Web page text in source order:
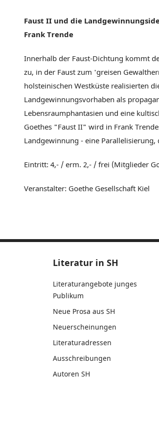
Faust II und die
Frank Trende
Innerhalb der Faust-Dichtung kommt
zu, in der Faust zum 'greisen
holsteinischen Westküste realisierten
Landgewinnungsvorhaben als
Lebensraumphantasien und eine
Goethes "Faust II" wird in Frank
Landgewinnung - eine
Eintritt: 4,- / erm. 2,- / frei (Mitglieder
Veranstalter: Goethe Gesellschaft Kiel
Literatur in SH
Literaturangebote junges
Publikum
Neue Prosa aus SH
Neuerscheinungen
Literaturadressen
Ausschreibungen
Autoren SH